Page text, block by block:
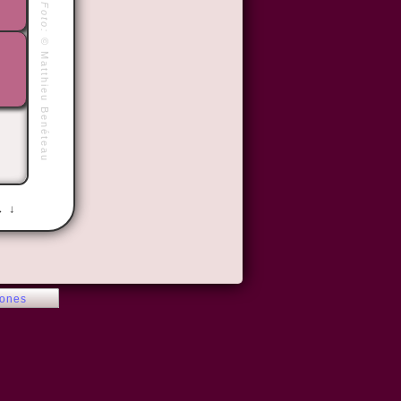
Foto:
©
Matthieu Benéteau
↓